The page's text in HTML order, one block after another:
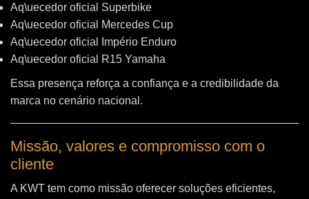
Aq\uecedor oficial Superbike
Aq\uecedor oficial Mercedes Cup
Aq\uecedor oficial Império Enduro
Aq\uecedor oficial R15 Yamaha
Essa presença reforça a confiança e a credibilidade da
marca no cenário nacional.
Missão, valores e compromisso com o
cliente
A KWT tem como missão oferecer soluções eficientes,